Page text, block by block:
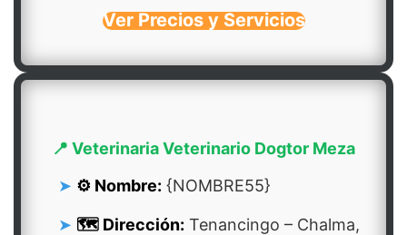
Ver Precios y Servicios
📍 Veterinaria Veterinario Dogtor Meza
⚙️ Nombre: {NOMBRE55}
🗺️ Dirección: Tenancingo – Chalma,